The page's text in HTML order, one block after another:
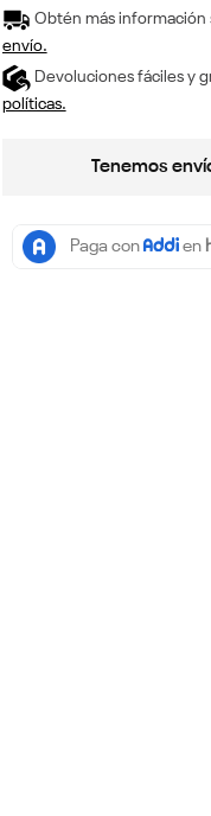
Obtén más información
envío.
Devoluciones fáciles y
políticas.
Tenemos